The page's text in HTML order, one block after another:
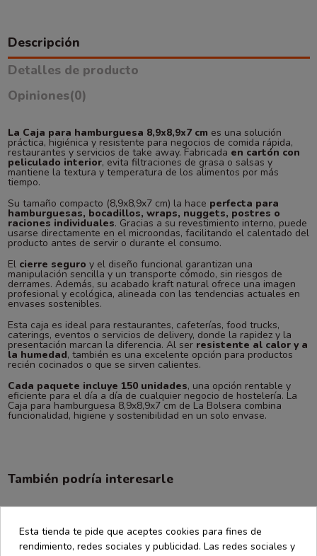
Descripción
Detalles de producto
Opiniones(0)
La Caja para hamburguesa 8,9x8,9x7 cm es una solución
práctica, higiénica y resistente para negocios de comida rápida,
restaurantes y servicios de take away. Fabricada en cartón con
peliculado interior, evita filtraciones de grasa o salsas y
mantiene la textura y temperatura de los alimentos por más
tiempo.
Su tamaño compacto (8,9x8,9x7 cm) la hace perfecta para
hamburguesas, bocadillos, wraps, nuggets, postres o
raciones individuales. Gracias a su revestimiento interno, puede
usarse directamente en el microondas, facilitando el calentado del
producto antes de servir o durante el consumo.
El cierre seguro y el diseño funcional garantizan una
manipulación sencilla y un transporte cómodo, sin riesgos de
derrames. Además, su acabado kraft natural ofrece una imagen
profesional y ecológica, alineada con las tendencias actuales en
envases sostenibles.
Esta caja es ideal para restaurantes, cafeterías, food trucks,
caterings, eventos o servicios de delivery, donde la rapidez y la
presentación marcan la diferencia. Al serresistente al calor y a
la humedad, también es una excelente opción para productos
recién cocinados o que se sirven calientes.
Cada paquete incluye 150 unidades, una opción rentable y
eficiente para el día a día de cualquier negocio de hostelería. La
Caja para hamburguesa 8,9x8,9x7 cm de La Bolsera combina
funcionalidad, higiene y sostenibilidad en un solo envase.
También podría interesarle
Esta tienda te pide que aceptes cookies para fines de
rendimiento, redes sociales y publicidad. Las redes sociales y